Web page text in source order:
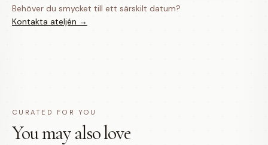
Behöver du smycket till ett särskilt datum?
Kontakta ateljén →
CURATED FOR YOU
You may also love